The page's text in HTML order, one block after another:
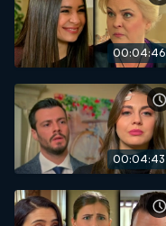
00:04:46
00:04:43